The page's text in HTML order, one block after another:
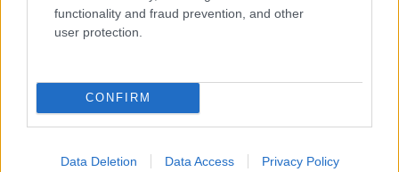
functionality and fraud prevention, and other
user protection.
CONFIRM
Data Deletion Data Access Privacy Policy
Ωστόσο, στη Νότια Κορέα, κάτι τέτοιο δεν ισχύει. Οι
ΝΑ ΑΡΝΕΙΣΑΙ ΟΤΑΝ ΣΟΥ